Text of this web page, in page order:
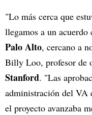
"Lo más cerca que
llegamos a un
Palo Alto, cercano a
Billy Loo, profesor de
Stanford. "Las
administración del VA
el proyecto avanzaba